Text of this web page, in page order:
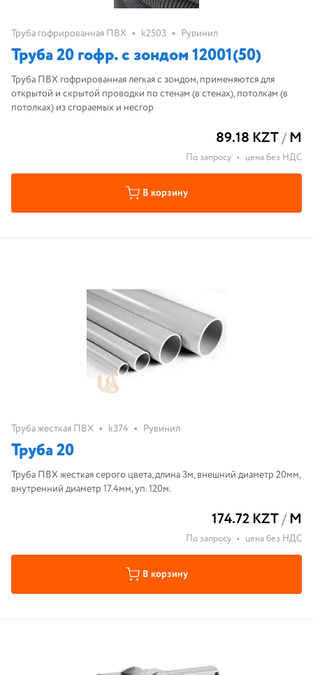
Труба гофрированная ПВХ • k2503 • Рувинил
Труба 20 гофр. с зондом 12001(50)
Труба ПВХ гофрированная легкая с зондом, применяются для
открытой и скрытой проводки по стенам (в стенах), потолкам (в
потолках) из сгораемых и несгор
89.18 KZT/М
По запросу • цена без НДС
В корзину
Труба жесткая ПВХ • k374 • Рувинил
Труба 20
Труба ПВХ жесткая серого цвета, длина 3м, внешний диаметр 20мм,
внутренний диаметр 17.4мм, уп. 120м.
174.72 KZT/М
По запросу • цена без НДС
В корзину